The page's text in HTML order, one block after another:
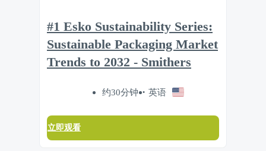
#1 Esko Sustainability Series:
Sustainable Packaging Market
Trends to 2032 - Smithers
约30分钟 英语
立即观看